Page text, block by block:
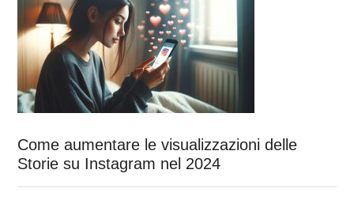
Come aumentare le visualizzazioni delle
Storie su Instagram nel 2024